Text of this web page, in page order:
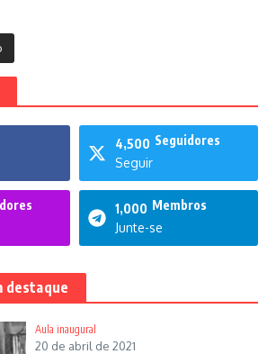
4,500 Seguidores
Seguir
1,000 Membros
Junte-se
destaque
Aula inaugural
20 de abril de 2021